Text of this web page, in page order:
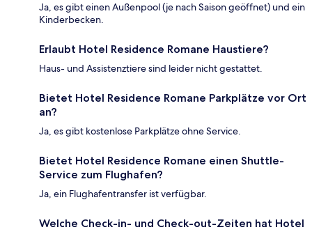
Ja, es gibt einen Außenpool (je nach Saison geöffnet) und ein
Kinderbecken.
Erlaubt Hotel Residence Romane Haustiere?
Haus- und Assistenztiere sind leider nicht gestattet.
Bietet Hotel Residence Romane Parkplätze vor Ort
an?
Ja, es gibt kostenlose Parkplätze ohne Service.
Bietet Hotel Residence Romane einen Shuttle-
Service zum Flughafen?
Ja, ein Flughafentransfer ist verfügbar.
Welche Check-in- und Check-out-Zeiten hat Hotel